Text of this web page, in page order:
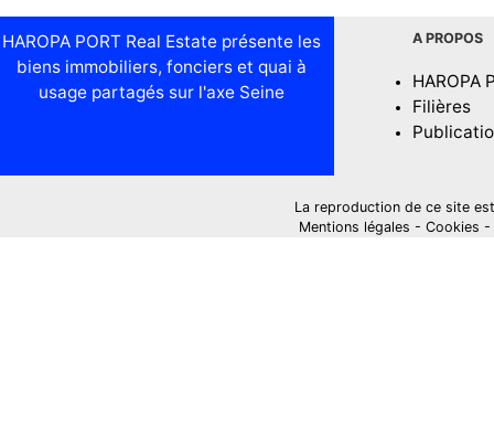
HAROPA PORT Real Estate présente les
biens immobiliers, fonciers et quai à
usage partagés sur l'axe Seine
A PROPOS
HAROPA
Filières
La reproduction de ce site
Mentions légales - Cookies -